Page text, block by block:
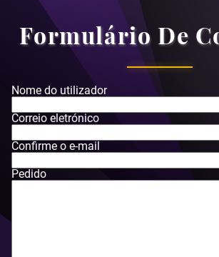
Formulário De
Nome do utilizador
Correio eletrónico
Confirme o e-mail
Pedido